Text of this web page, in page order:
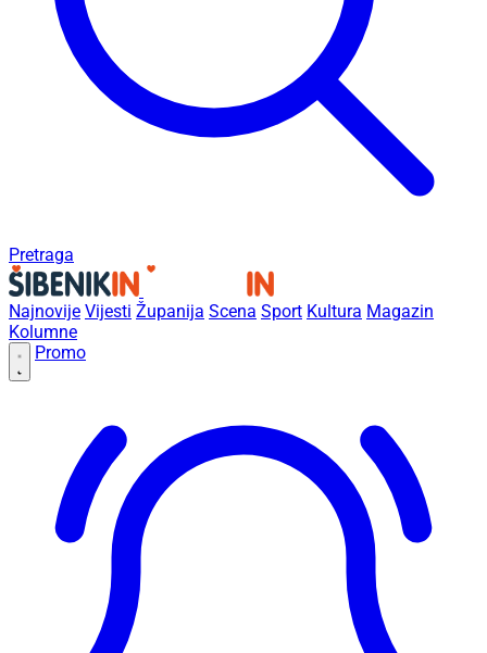
Pretraga
Najnovije Vijesti Županija Scena Sport Kultura Magazin
Kolumne
Promo